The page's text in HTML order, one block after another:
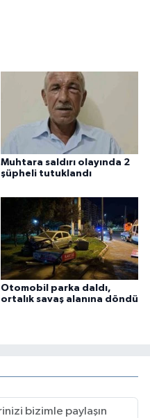
Muhtara saldırı olayında 2
şüpheli tutuklandı
Otomobil parka daldı,
ortalık savaş alanına döndü